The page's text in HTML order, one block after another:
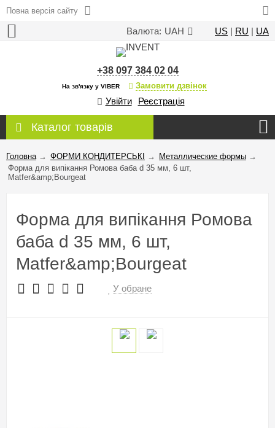
Повна версія сайту
Валюта: UAH US | RU | UA
+38 097 384 02 04
На зв'язку у VIBER Замовити дзвінок
Увійти Реєстрація
Каталог товарів
Головна → ФОРМИ КОНДИТЕРСЬКІ → Металлические формы →
Форма для випікання Ромова баба d 35 мм, 6 шт,
Matfer&amp;Bourgeat
Форма для випікання Ромова
баба d 35 мм, 6 шт,
Matfer&amp;Bourgeat
У обране